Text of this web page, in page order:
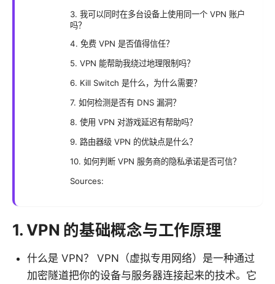
3. 我可以同时在多台设备上使用同一个 VPN 账户
吗？
4. 免费 VPN 是否值得信任？
5. VPN 能帮助我绕过地理限制吗？
6. Kill Switch 是什么，为什么需要？
7. 如何检测是否有 DNS 漏洞？
8. 使用 VPN 对游戏延迟有帮助吗？
9. 路由器级 VPN 的优缺点是什么？
10. 如何判断 VPN 服务商的隐私承诺是否可信？
Sources:
1. VPN 的基础概念与工作原理
什么是 VPN？ VPN（虚拟专用网络）是一种通过
加密隧道把你的设备与服务器连接起来的技术。它